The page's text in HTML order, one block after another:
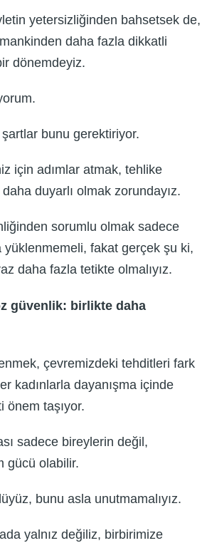
yetersizliğinden bahsetsek de,
daha fazla dikkatli
dönemdeyiz.
bunu gerektiriyor.
için adımlar atmak, tehlike
duyarlı olmak zorundayız.
sorumlu olmak sadece
yüklenmemeli, fakat gerçek şu ki,
daha fazla tetikte olmalıyız.
güvenlik: birlikte daha
çevremizdeki tehditleri fark
kadınlarla dayanışma içinde
önem taşıyor.
sadece bireylerin değil,
gücü olabilir.
bunu asla unutmamalıyız.
yalnız değiliz, birbirimize